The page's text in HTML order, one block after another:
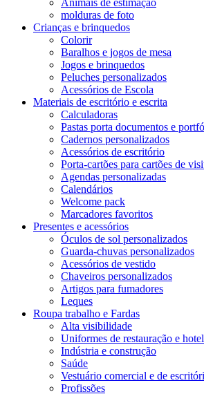
molduras de foto
Crianças e brinquedos
Colorir
Baralhos e jogos de mesa
Jogos e brinquedos
Peluches personalizados
Acessórios de Escola
Materiais de escritório e escrita
Calculadoras
Pastas porta documentos e
Cadernos personalizados
Acessórios de escritório
Porta-cartões para cartões de
Agendas personalizadas
Calendários
Welcome pack
Marcadores favoritos
Presentes e acessórios
Óculos de sol personalizados
Guarda-chuvas personalizados
Acessórios de vestido
Chaveiros personalizados
Artigos para fumadores
Leques
Roupa trabalho e Fardas
Alta visibilidade
Uniformes de restauração e
Indústria e construção
Saúde
Vestuário comercial e de
Profissões